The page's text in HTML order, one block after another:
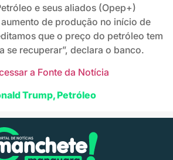
e seus aliados (Opep+)
de produção no início de
que o preço do petróleo tem
se recuperar”, declara o banco.
a Fonte da Notícia
Trump,Petróleo